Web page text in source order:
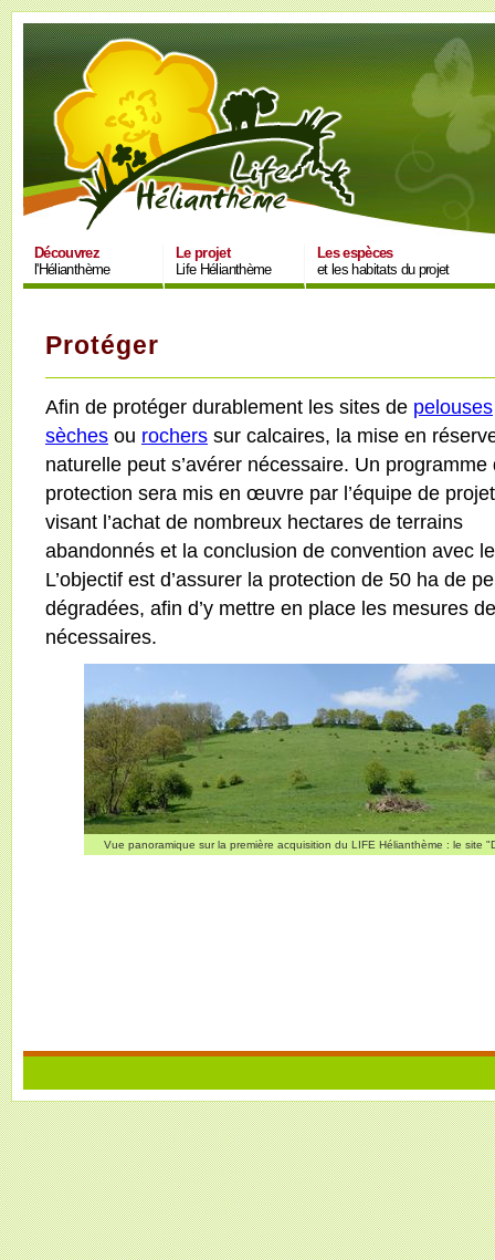
Découvrez
l'Hélianthème
Le projet
Life Hélianthème
Les espèces
et les habitats du projet
Protéger
Afin de protéger durablement les sites de pelouses
sèches ou rochers sur calcaires, la mise en
naturelle peut s’avérer nécessaire. Un programme
protection sera mis en œuvre par l’équipe de projet
visant l’achat de nombreux hectares de terrains
abandonnés et la conclusion de convention avec
L’objectif est d’assurer la protection de 50 ha de
dégradées, afin d’y mettre en place les mesures
nécessaires.
Vue panoramique sur la première acquisition du LIFE Hélianthème : le site